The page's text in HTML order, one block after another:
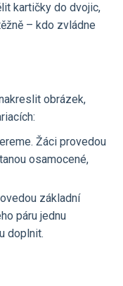
kartičky do dvojic,
–⁠⁠⁠⁠⁠⁠ kdo zvládne
obrázek,
Žáci provedou
osamocené,
základní
páru jednu
doplnit.